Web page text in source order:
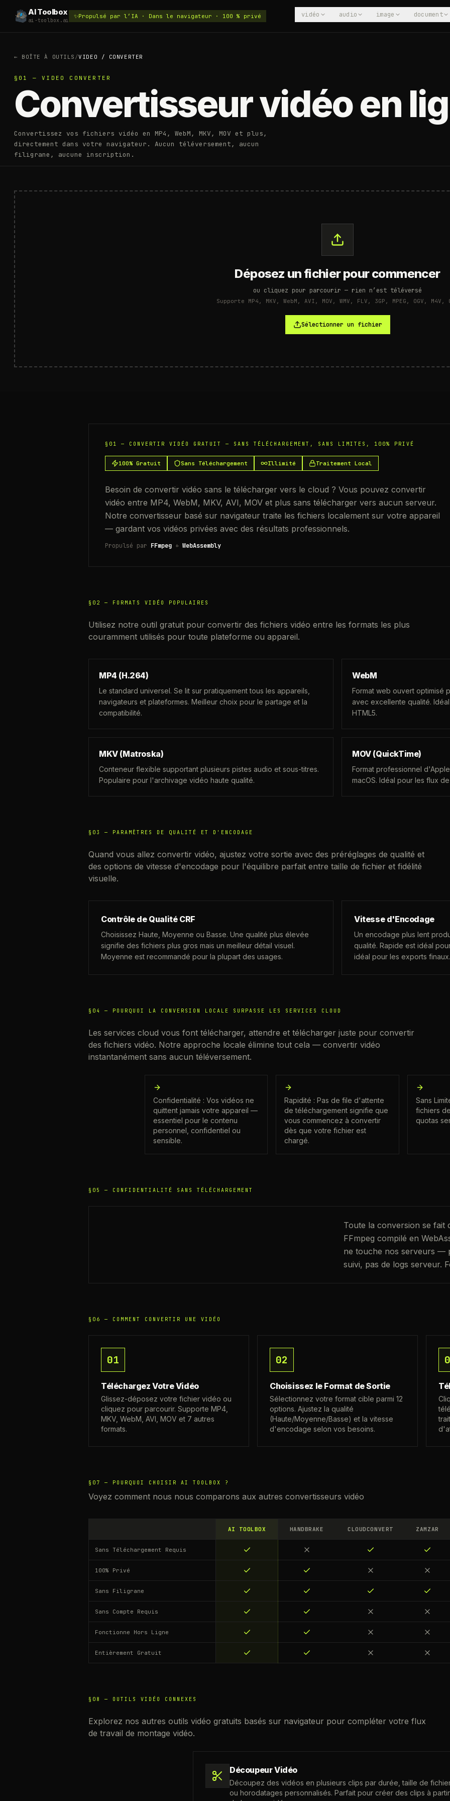
AI Toolbox
ai-toolbox.ai
✨Propulsé par l’IA · Dans le navigateur · 100 % privé vidéo audio image document
← BOÎTE À OUTILS /VIDEO / CONVERTER
§01 — VIDEO CONVERTER
Convertisseur vidéo en
Convertissez vos fichiers vidéo en MP4, WebM, MKV, MOV et plus,
directement dans votre navigateur. Aucun téléversement, aucun
filigrane, aucune inscription.
Déposez un fichier pour commencer
ou cliquez pour parcourir — rien n’est téléversé
Supporte MP4, MKV, WebM, AVI, MOV, WMV, FLV, 3GP, MPEG, OGV, M4V,
Sélectionner un fichier
§01 — CONVERTIR VIDÉO GRATUIT — SANS TÉLÉCHARGEMENT, SANS LIMITES, 100% PRIVÉ
100% Gratuit Sans Téléchargement Illimité Traitement Local
Besoin de convertir vidéo sans le télécharger vers le cloud ? Vous pouvez convertir
vidéo entre MP4, WebM, MKV, AVI, MOV et plus sans télécharger vers aucun serveur.
Notre convertisseur basé sur navigateur traite les fichiers localement sur votre appareil
— gardant vos vidéos privées avec des résultats professionnels.
Propulsé par FFmpeg + WebAssembly
§02 — FORMATS VIDÉO POPULAIRES
Utilisez notre outil gratuit pour convertir des fichiers vidéo entre les formats les plus
couramment utilisés pour toute plateforme ou appareil.
MP4 (H.264)
Le standard universel. Se lit sur pratiquement tous les appareils,
navigateurs et plateformes. Meilleur choix pour le partage et la
compatibilité.
WebM
Format web ouvert optimisé
avec excellente qualité.
HTML5.
MKV (Matroska)
Conteneur flexible supportant plusieurs pistes audio et sous-titres.
Populaire pour l'archivage vidéo haute qualité.
MOV (QuickTime)
Format professionnel
macOS. Idéal pour les flux
§03 — PARAMÈTRES DE QUALITÉ ET D'ENCODAGE
Quand vous allez convertir vidéo, ajustez votre sortie avec des préréglages de qualité et
des options de vitesse d'encodage pour l'équilibre parfait entre taille de fichier et fidélité
visuelle.
Contrôle de Qualité CRF
Choisissez Haute, Moyenne ou Basse. Une qualité plus élevée
signifie des fichiers plus gros mais un meilleur détail visuel.
Moyenne est recommandé pour la plupart des usages.
Vitesse d'Encodage
Un encodage plus lent
qualité. Rapide est idéal
idéal pour les exports finaux.
§04 — POURQUOI LA CONVERSION LOCALE SURPASSE LES SERVICES CLOUD
Les services cloud vous font télécharger, attendre et télécharger juste pour convertir
des fichiers vidéo. Notre approche locale élimine tout cela — convertir vidéo
instantanément sans aucun téléversement.
Confidentialité : Vos vidéos ne
quittent jamais votre appareil —
essentiel pour le contenu
personnel, confidentiel ou
sensible.
Rapidité : Pas de file d'attente
de téléchargement signifie que
vous commencez à convertir
dès que votre fichier est
chargé.
Sans
fichiers
quotas
§05 — CONFIDENTIALITÉ SANS TÉLÉCHARGEMENT
Toute la conversion se fait
FFmpeg compilé en
ne touche nos serveurs —
suivi, pas de logs serveur.
§06 — COMMENT CONVERTIR UNE VIDÉO
01
Téléchargez Votre Vidéo
Glissez-déposez votre fichier vidéo ou
cliquez pour parcourir. Supporte MP4,
MKV, WebM, AVI, MOV et 7 autres
formats.
02
Choisissez le Format de Sortie
Sélectionnez votre format cible parmi 12
options. Ajustez la qualité
(Haute/Moyenne/Basse) et la vitesse
d'encodage selon vos besoins.
§07 — POURQUOI CHOISIR AI TOOLBOX ?
Voyez comment nous nous comparons aux autres convertisseurs vidéo
AI TOOLBOX HANDBRAKE CLOUDCONVERT ZAMZAR
Sans Téléchargement Requis
100% Privé
Sans Filigrane
Sans Compte Requis
Fonctionne Hors Ligne
Entièrement Gratuit
§08 — OUTILS VIDÉO CONNEXES
Explorez nos autres outils vidéo gratuits basés sur navigateur pour compléter votre flux
de travail de montage vidéo.
Découpeur Vidéo
Découpez des vidéos en plusieurs clips par durée, taille de
ou horodatages personnalisés. Parfait pour créer des clips à partir